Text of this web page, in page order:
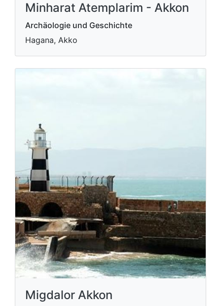
Minharat Atemplarim - Akkon
Archäologie und Geschichte
Hagana, Akko
Migdalor Akkon